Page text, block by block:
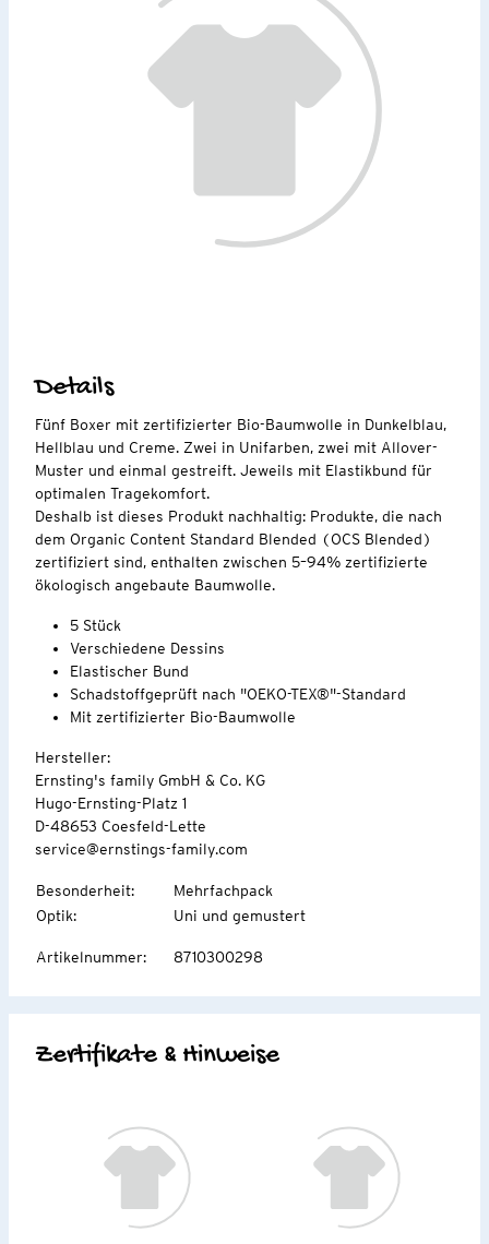
Details
Fünf Boxer mit zertifizierter Bio-Baumwolle in Dunkelblau,
Hellblau und Creme. Zwei in Unifarben, zwei mit Allover-
Muster und einmal gestreift. Jeweils mit Elastikbund für
optimalen Tragekomfort.
Deshalb ist dieses Produkt nachhaltig: Produkte, die nach
dem Organic Content Standard Blended (OCS Blended)
zertifiziert sind, enthalten zwischen 5–94% zertifizierte
ökologisch angebaute Baumwolle.
5 Stück
Verschiedene Dessins
Elastischer Bund
Schadstoffgeprüft nach "OEKO-TEX®"-Standard
Mit zertifizierter Bio-Baumwolle
Hersteller:
Ernsting's family GmbH & Co. KG
Hugo-Ernsting-Platz 1
D-48653 Coesfeld-Lette
service@ernstings-family.com
Besonderheit:
Mehrfachpack
Optik: Uni und gemustert
Artikelnummer: 8710300298
Zertifikate & Hinweise